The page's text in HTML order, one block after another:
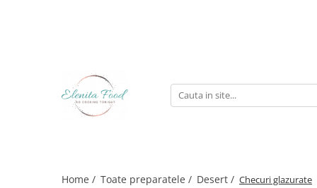
Specific romanesc
Home / Toate preparatele / Desert / Checuri glazurate